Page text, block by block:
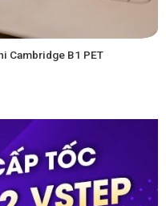
Cambridge B1 PET